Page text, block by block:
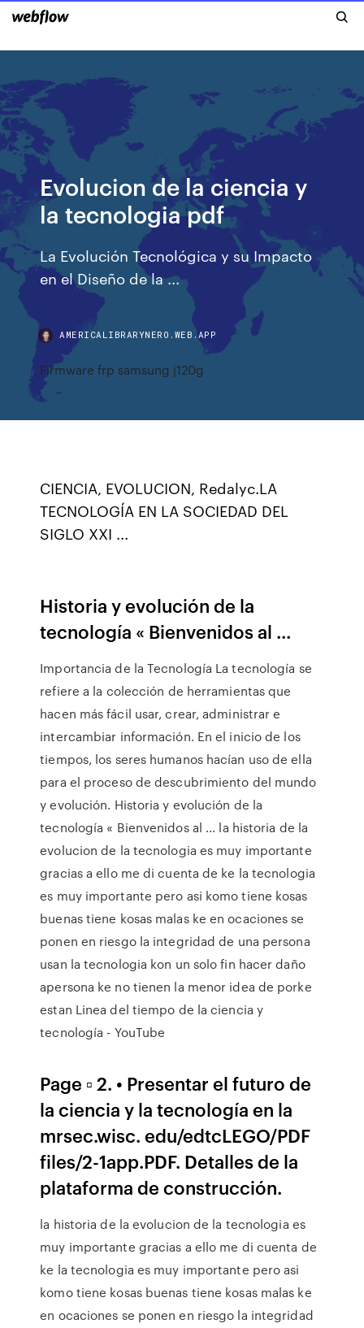
Evolucion de la ciencia y
la tecnologia pdf
La Evolución Tecnológica y su Impacto
en el Diseño de la ...
AMERICALIBRARYNERO.WEB.APP
Firmware frp samsung j120g
CIENCIA, EVOLUCION, Redalyc.LA
TECNOLOGÍA EN LA SOCIEDAD DEL
SIGLO XXI ...
Historia y evolución de la
tecnología « Bienvenidos al ...
Importancia de la Tecnología La tecnología se
refiere a la colección de herramientas que
hacen más fácil usar, crear, administrar e
intercambiar información. En el inicio de los
tiempos, los seres humanos hacían uso de ella
para el proceso de descubrimiento del mundo
y evolución. Historia y evolución de la
tecnología « Bienvenidos al ... la historia de la
evolucion de la tecnologia es muy importante
gracias a ello me di cuenta de ke la tecnologia
es muy importante pero asi komo tiene kosas
buenas tiene kosas malas ke en ocaciones se
ponen en riesgo la integridad de una persona
usan la tecnologia kon un solo fin hacer daño
apersona ke no tienen la menor idea de porke
estan Linea del tiempo de la ciencia y
tecnología - YouTube
Page ▫ 2. • Presentar el futuro de
la ciencia y la tecnología en la
mrsec.wisc. edu/edtcLEGO/PDF
files/2-1app.PDF. Detalles de la
plataforma de construcción.
la historia de la evolucion de la tecnologia es
muy importante gracias a ello me di cuenta de
ke la tecnologia es muy importante pero asi
komo tiene kosas buenas tiene kosas malas ke
en ocaciones se ponen en riesgo la integridad